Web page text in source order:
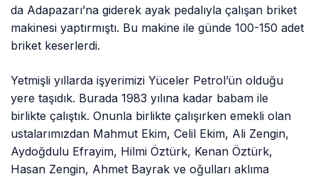
da Adapazarı’na giderek ayak pedalıyla çalışan briket
makinesi yaptırmıştı. Bu makine ile günde 100-150 adet
briket keserlerdi.
Yetmişli yıllarda işyerimizi Yüceler Petrol’ün olduğu
yere taşıdık. Burada 1983 yılına kadar babam ile
birlikte çalıştık. Onunla birlikte çalışırken emekli olan
ustalarımızdan Mahmut Ekim, Celil Ekim, Ali Zengin,
Aydoğdulu Efrayim, Hilmi Öztürk, Kenan Öztürk,
Hasan Zengin, Ahmet Bayrak ve oğulları aklıma